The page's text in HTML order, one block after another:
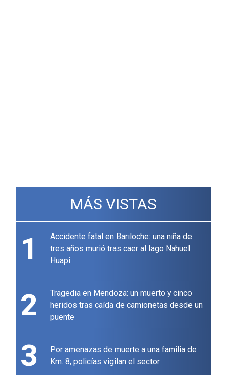
MÁS VISTAS
1
Accidente fatal en Bariloche: una niña de
tres años murió tras caer al lago Nahuel
Huapi
2
Tragedia en Mendoza: un muerto y cinco
heridos tras caída de camionetas desde un
puente
3
Por amenazas de muerte a una familia de
Km. 8, policías vigilan el sector